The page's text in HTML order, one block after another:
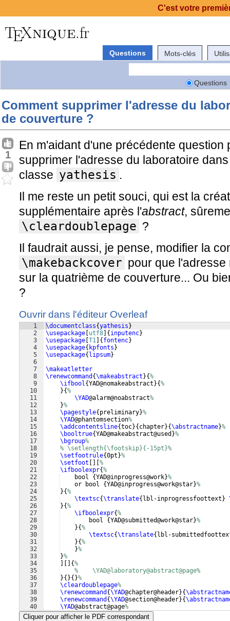
Questions Mots-clés
Questions
Comment supprimer l'adresse du
de couverture ?
1
En m'aidant d'une précédente question
supprimer l'adresse du laboratoire
classe yathesis .
Il me reste un petit souci, qui est la
supplémentaire après l'abstract,
\cleardoublepage ?
Il faudrait aussi, je pense, modifier la
\makebackcover pour que l'adresse
sur la quatrième de couverture... Ou
?
Ouvrir dans l'éditeur Overleaf
1
2
3
4
5
6
7
8
9
10
11
12
13
14
15
16
17
18
19
20
21
22
23
24
25
26
27
28
29
30
31
32
33
34
35
36
37
38
39
40
41
\documentclass{yathesis }
\usepackage utf8 { inputenc}
\usepackage T1 { fontenc}
\usepackage{ kpfonts }
\usepackage{ lipsum}
\makeatletter
\renewcommand {\makeabstract }{%
\ifbool{YAD@nomakeabstract }{%
}{%
\YAD@alarm@noabstract%
}%
\pagestyle{ preliminary}%
\YAD@phantomsection%
\addcontentsline{toc}{ chapter}{\abstractname}%
\booltrue{YAD@makeabstract@used }%
\bgroup%
% \setlength{\footskip}{-15pt}%
\setfootrule{0pt }%
\setfoot
%
\ifboolexpr{%
    bool
{YAD@inprogress@work}%
    or bool
{YAD@inprogress@work@star}%
}{%
\textsc{\translate{ lbl-inprogressfoottext }
}{%
\ifboolexpr{%
    bool
{YAD@submitted@work@star}%
}{%
\textsc{\translate{ lbl-
}{%
}%
}%
{%
%    \YAD@laboratory@abstract@page%
}{ }{ }%
\cleardoublepage%
\renewcommand {\YAD@chapter@header}{
\renewcommand {\YAD@section@header}{
\YAD@abstract@page%
\cleardoublepage%
Cliquer pour afficher le PDF correspondant
C'est votre